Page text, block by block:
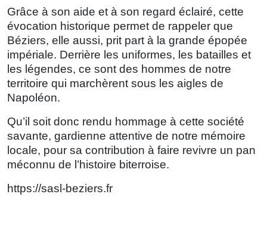
Grâce à son aide et à son regard éclairé, cette
évocation historique permet de rappeler que
Béziers, elle aussi, prit part à la grande épopée
impériale. Derrière les uniformes, les batailles et
les légendes, ce sont des hommes de notre
territoire qui marchèrent sous les aigles de
Napoléon.
Qu’il soit donc rendu hommage à cette société
savante, gardienne attentive de notre mémoire
locale, pour sa contribution à faire revivre un pan
méconnu de l’histoire biterroise.
https://sasl-beziers.fr